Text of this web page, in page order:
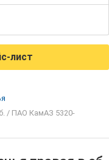
лист
/ ПАО КамАЗ 5320-